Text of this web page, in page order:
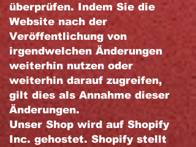
überprüfen. Indem Sie die
Website nach der
Veröffentlichung von
irgendwelchen Änderungen
weiterhin nutzen oder
weiterhin darauf zugreifen,
gilt dies als Annahme dieser
Änderungen.
Unser Shop wird auf Shopify
Inc. gehostet. Shopify stellt